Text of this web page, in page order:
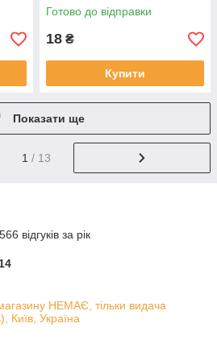
Готово до відправки
18 ₴
Купити
Показати ще
1 / 13
відгуків за рік
НЕМАЄ, тільки видача
Київ, Україна